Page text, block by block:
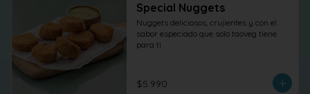
Special Nuggets
Nuggets deliciosos, crujientes y con el
sabor especiado que solo taoveg tiene
para ti
$5.990